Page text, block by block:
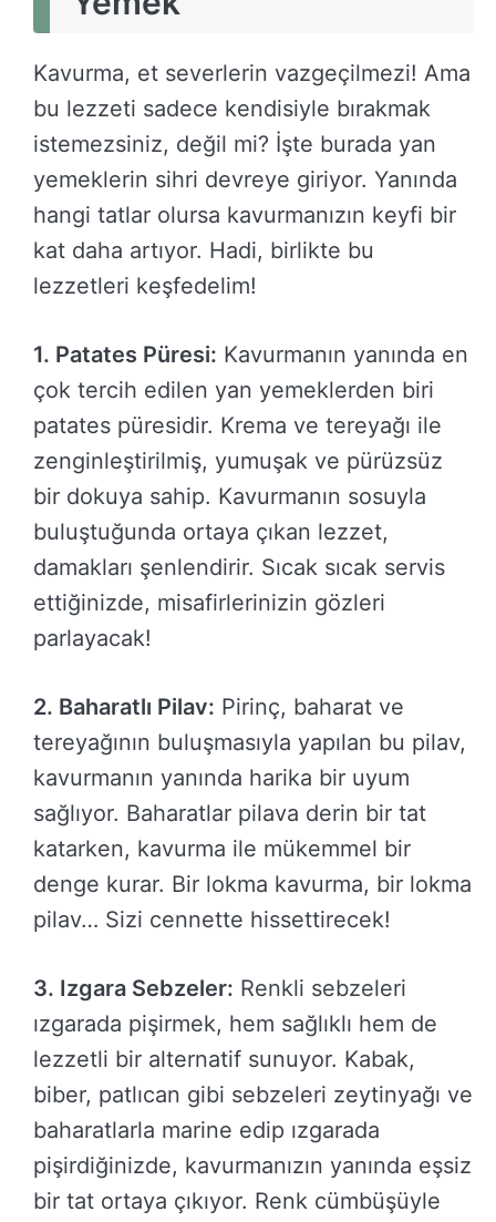
Kavurma, et severlerin vazgeçilmezi! Ama
bu lezzeti sadece kendisiyle bırakmak
istemezsiniz, değil mi? İşte burada yan
yemeklerin sihri devreye giriyor. Yanında
hangi tatlar olursa kavurmanızın keyfi bir
kat daha artıyor. Hadi, birlikte bu
lezzetleri keşfedelim!
1. Patates Püresi: Kavurmanın yanında en
çok tercih edilen yan yemeklerden biri
patates püresidir. Krema ve tereyağı ile
zenginleştirilmiş, yumuşak ve pürüzsüz
bir dokuya sahip. Kavurmanın sosuyla
buluştuğunda ortaya çıkan lezzet,
damakları şenlendirir. Sıcak sıcak servis
ettiğinizde, misafirlerinizin gözleri
parlayacak!
2. Baharatlı Pilav: Pirinç, baharat ve
tereyağının buluşmasıyla yapılan bu pilav,
kavurmanın yanında harika bir uyum
sağlıyor. Baharatlar pilava derin bir tat
katarken, kavurma ile mükemmel bir
denge kurar. Bir lokma kavurma, bir lokma
pilav… Sizi cennette hissettirecek!
3. Izgara Sebzeler: Renkli sebzeleri
ızgarada pişirmek, hem sağlıklı hem de
lezzetli bir alternatif sunuyor. Kabak,
biber, patlıcan gibi sebzeleri zeytinyağı ve
baharatlarla marine edip ızgarada
pişirdiğinizde, kavurmanızın yanında eşsiz
bir tat ortaya çıkıyor. Renk cümbüşüyle